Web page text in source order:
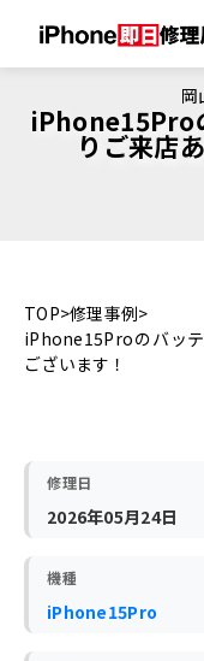
岡
iPhone15Pro
りご来店
TOP 修理事例
iPhone15Proのバッ
ございます！
修理日
2026年05月24日
機種
iPhone15Pro